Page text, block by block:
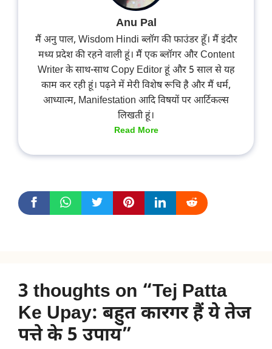
Anu Pal
मैं अनु पाल, Wisdom Hindi ब्लॉग की फाउंडर हूँ। मैं इंदौर
मध्य प्रदेश की रहने वाली हूं। मैं एक ब्लॉगर और Content
Writer के साथ-साथ Copy Editor हूं और 5 साल से यह
काम कर रही हूं। पढ़ने में मेरी विशेष रूचि है और मैं धर्म,
आध्यात्म, Manifestation आदि विषयों पर आर्टिकल्स
लिखती हूं।
Read More
3 thoughts on “Tej Patta
Ke Upay: बहुत कारगर हैं ये तेज
पत्ते के 5 उपाय”